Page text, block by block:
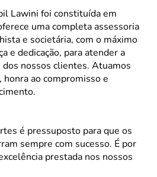
Lawini foi constituída em
uma completa assessoria
e societária, com o máximo
e dedicação, para atender a
nossos clientes. Atuamos
ao compromisso e
é pressuposto para que os
sempre com sucesso. É por
prestada nos nossos